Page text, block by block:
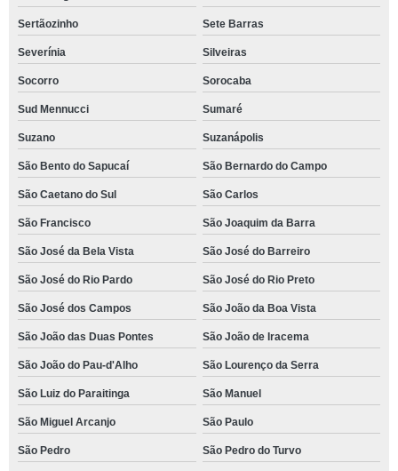
Sertãozinho Sete Barras
Severínia Silveiras
Socorro Sorocaba
Sud Mennucci Sumaré
Suzano Suzanápolis
São Bento do Sapucaí São Bernardo do Campo
São Caetano do Sul São Carlos
São Francisco São Joaquim da Barra
São José da Bela Vista São José do Barreiro
São José do Rio Pardo São José do Rio Preto
São José dos Campos São João da Boa Vista
São João das Duas Pontes São João de Iracema
São João do Pau-d'Alho São Lourenço da Serra
São Luiz do Paraitinga São Manuel
São Miguel Arcanjo São Paulo
São Pedro São Pedro do Turvo